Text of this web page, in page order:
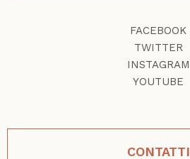
FACEBOOK
TWITTER
INSTAGRAM
YOUTUBE
CONTATTI